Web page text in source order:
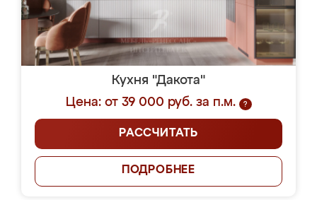
Кухня "Дакота"
Цена: от 39 000 руб. за п.м.
?
РАССЧИТАТЬ
ПОДРОБНЕЕ